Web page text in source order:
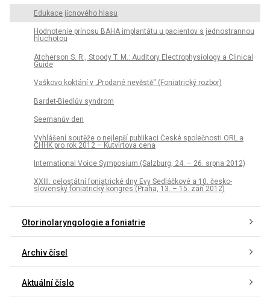
Edukace jícnového hlasu
Hodnotenie prínosu BAHA implantátu u pacientov s jednostrannou
hluchotou
Atcherson S. R., Stoody T. M.: Auditory Electrophysiology a Clinical
Guide
Vaškovo koktání v „Prodané nevěstě“ (Foniatrický rozbor)
Bardet-Biedlův syndrom
Seemanův den
Vyhlášení soutěže o nejlepší publikaci České společnosti ORL a
CHHK pro rok 2012 – Kutvirtova cena
International Voice Symposium (Salzburg, 24. – 26. srpna 2012)
XXIII. celostátní foniatrické dny Evy Sedláčkové a 10. česko-
slovenský foniatrický kongres (Praha, 13. – 15. září 2012)
Otorinolaryngologie a foniatrie
Archiv čísel
Aktuální číslo